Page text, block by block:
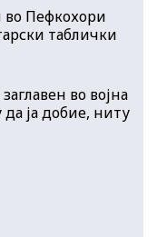
Пефкохори
таблички
во војна
ја добие, ниту